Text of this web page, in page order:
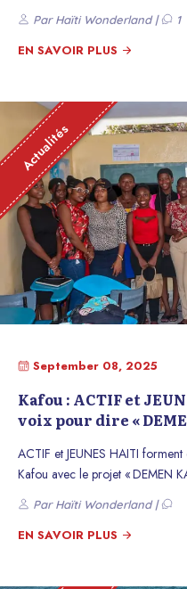
ce pays des Caraïbes est une
d’activités nautiques.
des aventures palpitantes et
Par Haïti Wonderland | 1
EN SAVOIR PLUS
Actualités
September 08, 2025
Kafou : ACTIF et
voix pour dire «
ACTIF et JEUNES HAITI
Kafou avec le projet « DEMEN
Par Haïti Wonderland |
EN SAVOIR PLUS